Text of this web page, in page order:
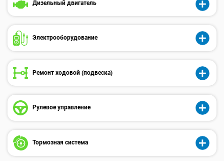
Дизельный двигатель
Электрооборудованиe
Ремонт ходовой (подвеска)
Рулевое управление
Тормозная система